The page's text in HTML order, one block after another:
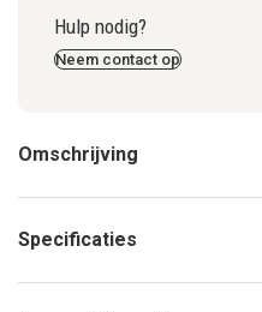
Hulp nodig?
Neem contact op
Omschrijving
Specificaties